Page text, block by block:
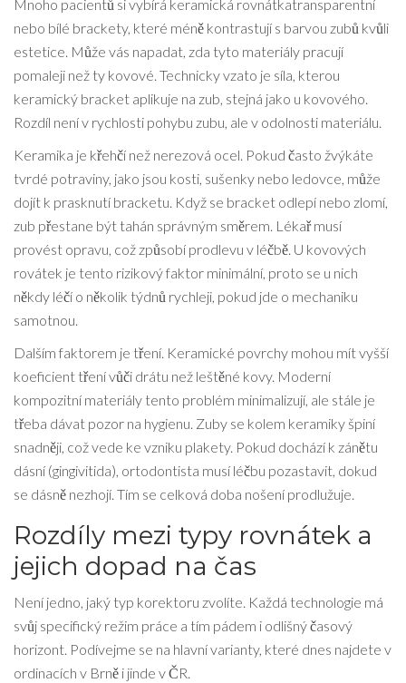
Mnoho pacientů si vybírá keramická rovnátkatransparentní
nebo bílé brackety, které méně kontrastují s barvou zubů kvůli
estetice. Může vás napadat, zda tyto materiály pracují
pomaleji než ty kovové. Technicky vzato je síla, kterou
keramický bracket aplikuje na zub, stejná jako u kovového.
Rozdíl není v rychlosti pohybu zubu, ale v odolnosti materiálu.
Keramika je křehčí než nerezová ocel. Pokud často žvýkáte
tvrdé potraviny, jako jsou kosti, sušenky nebo ledovce, může
dojít k prasknutí bracketu. Když se bracket odlepí nebo zlomí,
zub přestane být tahán správným směrem. Lékař musí
provést opravu, což způsobí prodlevu v léčbě. U kovových
rovátek je tento rizikový faktor minimální, proto se u nich
někdy léčí o několik týdnů rychleji, pokud jde o mechaniku
samotnou.
Dalším faktorem je tření. Keramické povrchy mohou mít vyšší
koeficient tření vůči drátu než leštěné kovy. Moderní
kompozitní materiály tento problém minimalizují, ale stále je
třeba dávat pozor na hygienu. Zuby se kolem keramiky špiní
snadněji, což vede ke vzniku plakety. Pokud dochází k zánětu
dásní (gingivitida), ortodontista musí léčbu pozastavit, dokud
se dásně nezhojí. Tím se celková doba nošení prodlužuje.
Rozdíly mezi typy rovnátek a
jejich dopad na čas
Není jedno, jaký typ korektoru zvolíte. Každá technologie má
svůj specifický režim práce a tím pádem i odlišný časový
horizont. Podívejme se na hlavní varianty, které dnes najdete v
ordinacích v Brně i jinde v ČR.